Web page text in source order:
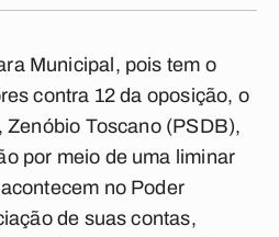
Municipal, pois tem o
contra 12 da oposição, o
Toscano (PSDB),
por meio de uma liminar
no Poder
de suas contas,